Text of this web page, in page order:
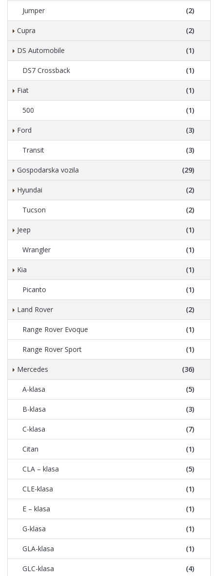
Jumper (2)
Cupra (2)
DS Automobile (1)
DS7 Crossback (1)
Fiat (1)
500 (1)
Ford (3)
Transit (3)
Gospodarska vozila (29)
Hyundai (2)
Tucson (2)
Jeep (1)
Wrangler (1)
Kia (1)
Picanto (1)
Land Rover (2)
Range Rover Evoque (1)
Range Rover Sport (1)
Mercedes (36)
A-klasa (5)
B-klasa (3)
C-klasa (7)
Citan (1)
CLA – klasa (5)
CLE-klasa (1)
E – klasa (1)
G-klasa (1)
GLA-klasa (1)
GLC-klasa (4)